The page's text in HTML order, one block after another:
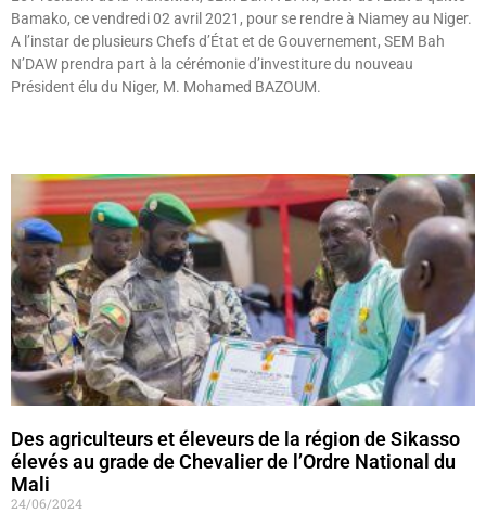
Bamako, ce vendredi 02 avril 2021, pour se rendre à Niamey au Niger.
A l’instar de plusieurs Chefs d’État et de Gouvernement, SEM Bah
N’DAW prendra part à la cérémonie d’investiture du nouveau
Président élu du Niger, M. Mohamed BAZOUM.
Des agriculteurs et éleveurs de la région de Sikasso
élevés au grade de Chevalier de l’Ordre National du
Mali
24/06/2024